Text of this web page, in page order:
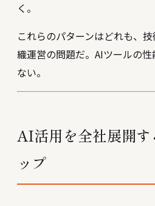
く。
これらのパターンはどれも、
織運営の問題だ。AIツールの
ない。
AI活用を全社展開す
ップ